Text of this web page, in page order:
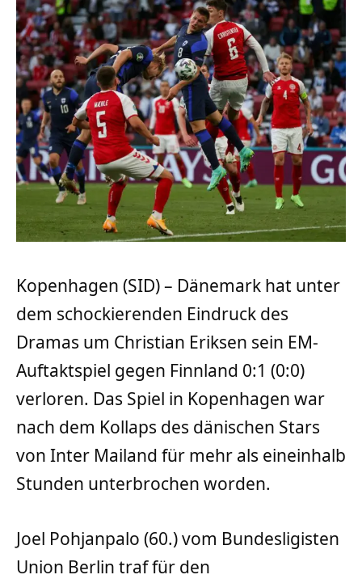
Kopenhagen (SID) – Dänemark hat unter
dem schockierenden Eindruck des
Dramas um Christian Eriksen sein EM-
Auftaktspiel gegen Finnland 0:1 (0:0)
verloren. Das Spiel in Kopenhagen war
nach dem Kollaps des dänischen Stars
von Inter Mailand für mehr als eineinhalb
Stunden unterbrochen worden.
Joel Pohjanpalo (60.) vom Bundesligisten
Union Berlin traf für den